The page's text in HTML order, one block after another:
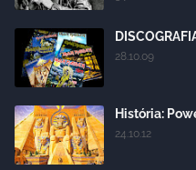
28.10.09
História:
24.10.12